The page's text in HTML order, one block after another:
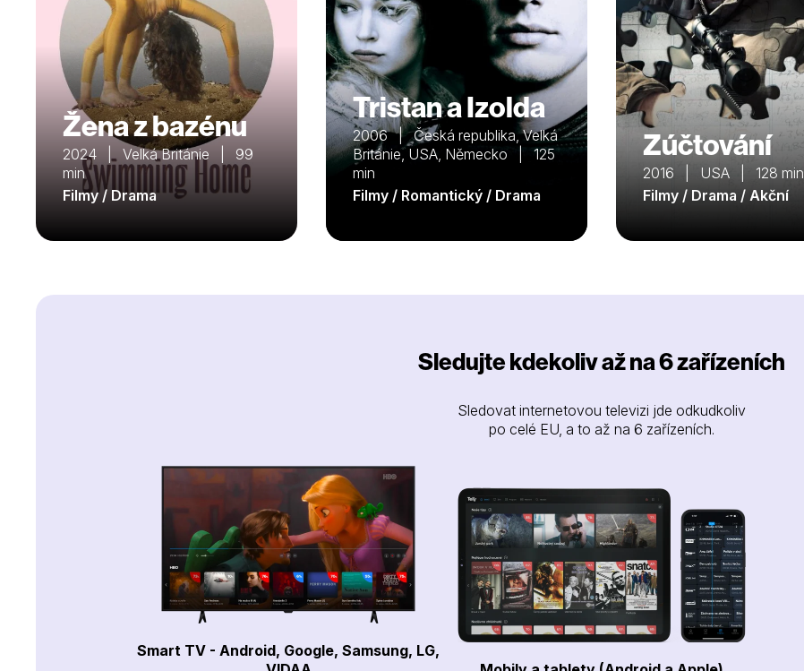
Žena z bazénu
2024 | Velká Británie | 99
min
Filmy / Drama
Tristan a Izolda
2006 | Česká republika, Velká
Británie, USA, Německo | 125
min
Filmy / Romantický / Drama
Zúčtování
2016 | USA | 128 min
Filmy / Drama / Akční
Sledujte kdekoliv až na 6 zařízeních
Sledovat internetovou televizi jde odkudkoliv
po celé EU, a to až na 6 zařízeních.
Smart TV - Android, Google, Samsung, LG,